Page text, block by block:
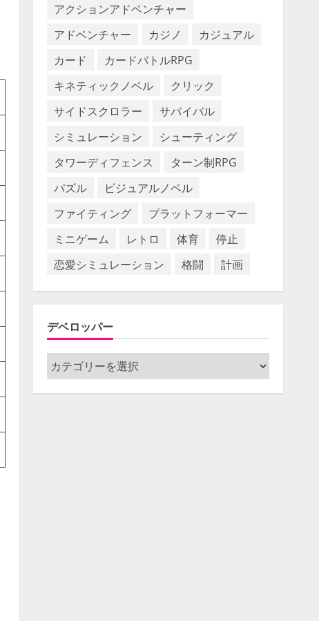
アクションアドベンチャー
アドベンチャー
カジノ
カジュアル
カード
カードバトルRPG
キネティックノベル
クリック
サイドスクロラー
サバイバル
シミュレーション
シューティング
タワーディフェンス
ターン制RPG
パズル
ビジュアルノベル
ファイティング
プラットフォーマー
ミニゲーム
レトロ 体育
停止
恋愛シミュレーション
格闘 計画
デベロッパー
デ
ベ